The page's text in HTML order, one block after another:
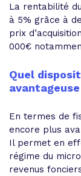
La rentabilité
à 5% grâce à
prix
000€
Quel
avantageuse
En termes de
encore plus
Il permet en
régime du
revenus